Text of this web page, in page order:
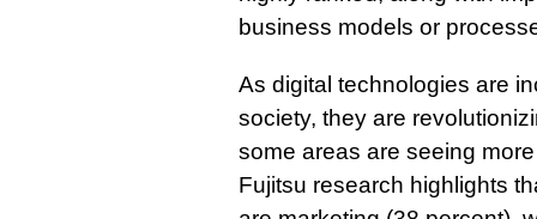
business models or
As digital technologies are
society, they are
some areas are seeing
Fujitsu research highlights